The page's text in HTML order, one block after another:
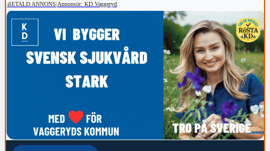
BETALD ANNONS|Annonsör: KD Vaggeryd